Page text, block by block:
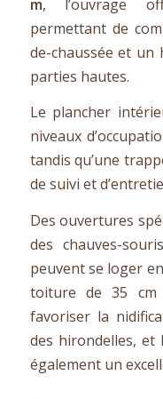
m, l’ouvrage
permettant de
de-chaussée et
parties hautes.
Le plancher
niveaux
tandis qu’une
de suivi et
Des ouvertures
des chauves-
peuvent se loger
toiture de 35 cm
favoriser la
des hirondelles, et
également un